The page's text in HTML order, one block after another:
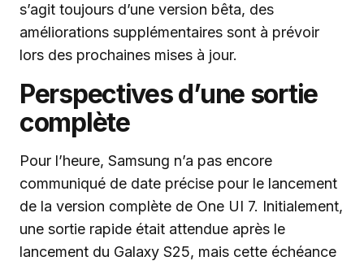
s’agit toujours d’une version bêta, des
améliorations supplémentaires sont à prévoir
lors des prochaines mises à jour.
Perspectives d’une sortie
complète
Pour l’heure, Samsung n’a pas encore
communiqué de date précise pour le lancement
de la version complète de One UI 7. Initialement,
une sortie rapide était attendue après le
lancement du Galaxy S25, mais cette échéance